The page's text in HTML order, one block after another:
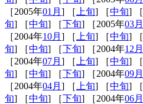
［2005年01月 ] ［ 上旬] ［中旬] ［
旬] ［中旬] ［下旬] ［2005年03月
［2004年10月 ] ［ 上旬] ［中旬] ［
旬] ［中旬] ［下旬] ［2004年12月
［2004年07月 ] ［ 上旬] ［中旬] ［
旬] ［中旬] ［下旬] ［2004年09月
［2004年04月 ] ［ 上旬] ［中旬] ［
旬] ［中旬] ［下旬] ［2004年06月